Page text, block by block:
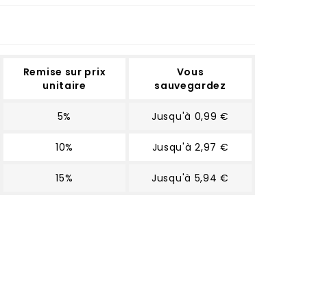
Remise sur prix
unitaire
Vous
sauvegardez
5% Jusqu'à 0,99 €
10% Jusqu'à 2,97 €
15% Jusqu'à 5,94 €